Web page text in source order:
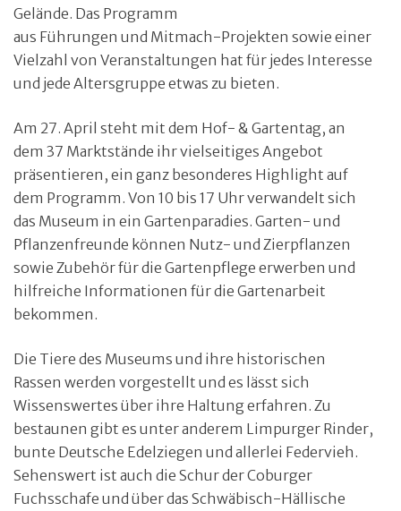
Gelände. Das Programm
aus Führungen und Mitmach-Projekten sowie einer
Vielzahl von Veranstaltungen hat für jedes Interesse
und jede Altersgruppe etwas zu bieten.
Am 27. April steht mit dem Hof- & Gartentag, an
dem 37 Marktstände ihr vielseitiges Angebot
präsentieren, ein ganz besonderes Highlight auf
dem Programm. Von 10 bis 17 Uhr verwandelt sich
das Museum in ein Gartenparadies. Garten- und
Pflanzenfreunde können Nutz- und Zierpflanzen
sowie Zubehör für die Gartenpflege erwerben und
hilfreiche Informationen für die Gartenarbeit
bekommen.
Die Tiere des Museums und ihre historischen
Rassen werden vorgestellt und es lässt sich
Wissenswertes über ihre Haltung erfahren. Zu
bestaunen gibt es unter anderem Limpurger Rinder,
bunte Deutsche Edelziegen und allerlei Federvieh.
Sehenswert ist auch die Schur der Coburger
Fuchsschafe und über das Schwäbisch-Hällische